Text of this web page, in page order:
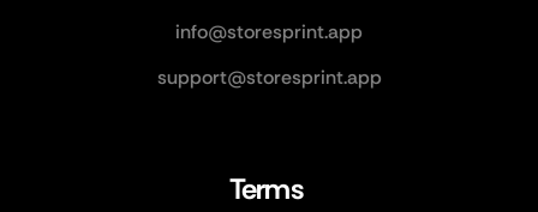
info@storesprint.app
support@storesprint.app
Terms